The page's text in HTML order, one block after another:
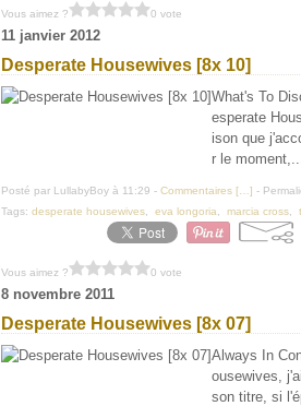
Vous aimez ? 0 vote
11 janvier 2012
Desperate Housewives [8x 10]
What's To
esperate
ison que
r le
Posté par LullabyBoy à 11:29 - Commentaires [ ] -
Tags: desperate housewives eva longoria marcia cross
Vous aimez ? 0 vote
8 novembre 2011
Desperate Housewives [8x 07]
Always In
ousewives,
son titre, si